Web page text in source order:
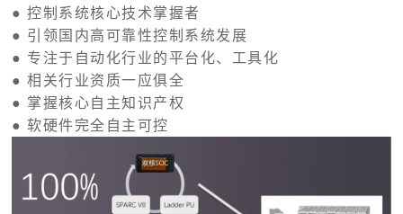
● 控制系统核心技术掌握者
● 引领国内高可靠性控制系统发展
● 专注于自动化行业的平台化、工具化
● 相关行业资质一应俱全
● 掌握核心自主知识产权
● 软硬件完全自主可控